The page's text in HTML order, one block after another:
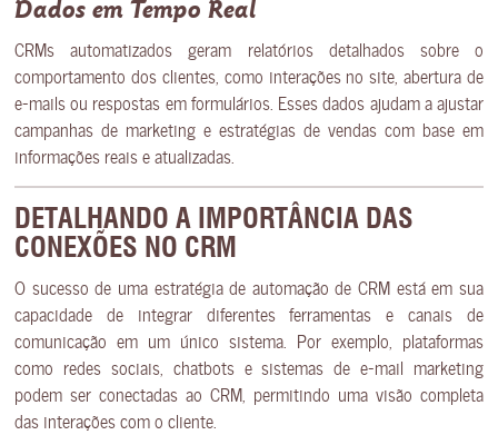
Dados em Tempo Real
CRMs automatizados geram relatórios detalhados sobre o
comportamento dos clientes, como interações no site, abertura de
e-mails ou respostas em formulários. Esses dados ajudam a ajustar
campanhas de marketing e estratégias de vendas com base em
informações reais e atualizadas.
DETALHANDO A IMPORTÂNCIA DAS
CONEXÕES NO CRM
O sucesso de uma estratégia de automação de CRM está em sua
capacidade de integrar diferentes ferramentas e canais de
comunicação em um único sistema. Por exemplo, plataformas
como redes sociais, chatbots e sistemas de e-mail marketing
podem ser conectadas ao CRM, permitindo uma visão completa
das interações com o cliente.